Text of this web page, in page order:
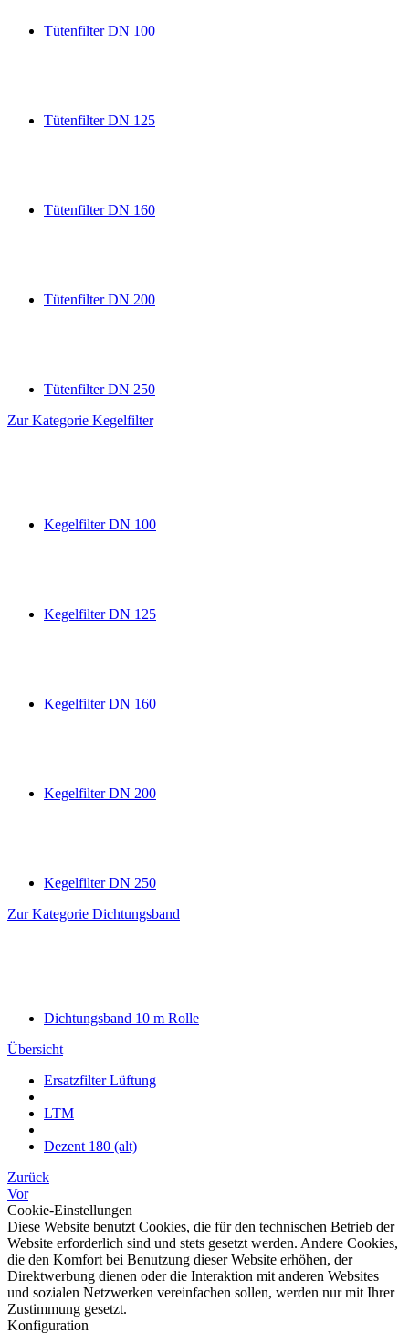
Tütenfilter DN 100
Tütenfilter DN 125
Tütenfilter DN 160
Tütenfilter DN 200
Tütenfilter DN 250
Zur Kategorie Kegelfilter
Kegelfilter DN 100
Kegelfilter DN 125
Kegelfilter DN 160
Kegelfilter DN 200
Kegelfilter DN 250
Zur Kategorie Dichtungsband
Dichtungsband 10 m Rolle
Übersicht
Ersatzfilter Lüftung
LTM
Dezent 180 (alt)
Zurück
Vor
Cookie-Einstellungen
Diese Website benutzt Cookies, die für den technischen Betrieb der
Website erforderlich sind und stets gesetzt werden. Andere Cookies,
die den Komfort bei Benutzung dieser Website erhöhen, der
Direktwerbung dienen oder die Interaktion mit anderen Websites
und sozialen Netzwerken vereinfachen sollen, werden nur mit Ihrer
Zustimmung gesetzt.
Konfiguration